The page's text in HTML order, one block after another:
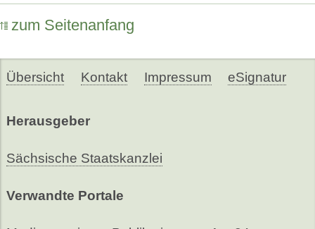
zum Seitenanfang
Übersicht Kontakt Impressum eSignatur
Herausgeber
Sächsische Staatskanzlei
Verwandte Portale